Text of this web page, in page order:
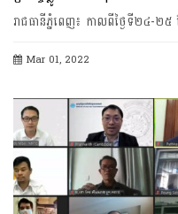
រាជធានីភ្នំពេញ៖ កាលពីថ្ងៃទី២៤-២
Mar 01, 2022